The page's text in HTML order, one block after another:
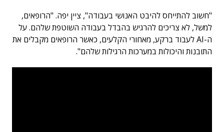
"חשוב להתייחס להיבט האנושי בעבודה", ציין יפה. "הרופאים,
למשל, לא צריכים להרגיש בהבדל בעבודה השוטפת שלהם. על
ה-AI לעבוד ברקע, מאחורי הקלעים, כאשר הרופאים מקבלים את
התובנות והיכולות במערכות הרגילות שלהם".